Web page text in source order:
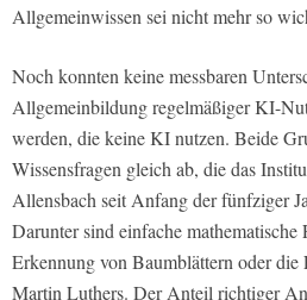
Allgemeinwissen sei nicht mehr so
Noch konnten keine messbaren
Allgemeinbildung regelmäßiger KI-
werden, die keine KI nutzen. Beide
Wissensfragen gleich ab, die das
Allensbach seit Anfang der fünfziger
Darunter sind einfache mathematische
Erkennung von Baumblättern oder die
Martin Luthers. Der Anteil richtiger